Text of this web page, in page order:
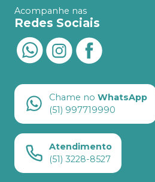
Acompanhe nas
Redes Sociais
Chame no WhatsApp
(51) 997719990
Atendimento
(51) 3228-8527